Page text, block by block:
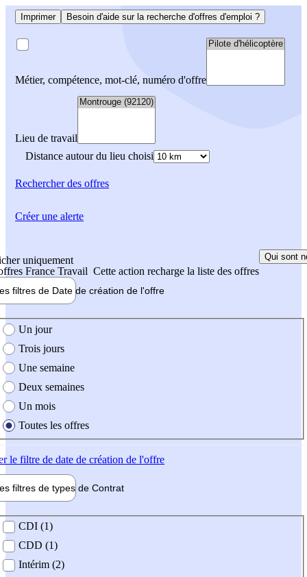
Imprimer Besoin d'aide sur la recherche d'offres d'emploi ?
Métier, compétence, mot-clé, numéro d'offre
Lieu de travail
Distance autour du lieu choisi
Rechercherdes offres
uniquement
France Travail Cette action recharge la liste des offres
Qui sont
filtres de Date de création de l'offre
création de l'offre
Un jour
Trois jours
Une semaine
Deux semaines
Un mois
Toutes les offres
le filtre de date de création de l'offre
filtres de types de Contrat
contrat
CDI (1)
CDD (1)
Intérim (2)
Créer une alerte